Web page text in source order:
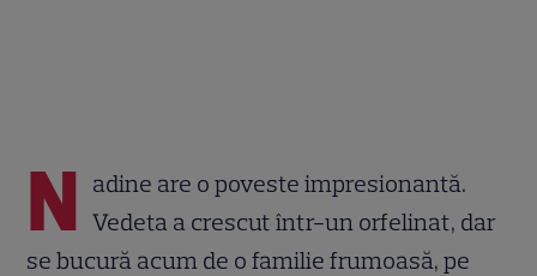
N adine are o poveste impresionantă.
Vedeta a crescut într-un orfelinat, dar
se bucură acum de o familie frumoasă, pe